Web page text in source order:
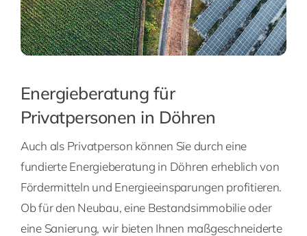
Energieberatung für
Privatpersonen in Döhren
Auch als Privatperson können Sie durch eine
fundierte Energieberatung in Döhren erheblich von
Fördermitteln und Energieeinsparungen profitieren.
Ob für den Neubau, eine Bestandsimmobilie oder
eine Sanierung, wir bieten Ihnen maßgeschneiderte